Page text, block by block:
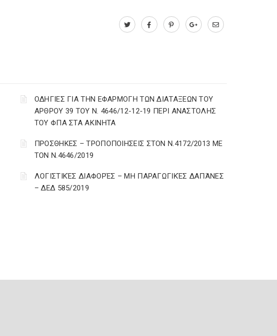
ΟΔΗΓΙΕΣ ΓΙΑ ΤΗΝ ΕΦΑΡΜΟΓΗ ΤΩΝ ΔΙΑΤΑΞΕΩΝ ΤΟΥ
ΑΡΘΡΟΥ 39 ΤΟΥ Ν. 4646/12-12-19 ΠΕΡΙ ΑΝΑΣΤΟΛΗΣ
ΤΟΥ ΦΠΑ ΣΤΑ ΑΚΙΝΗΤΑ
ΠΡΟΣΘΗΚΕΣ – ΤΡΟΠΟΠΟΙΗΣΕΙΣ ΣΤΟΝ Ν.4172/2013 ΜΕ
ΤΟΝ Ν.4646/2019
ΛΟΓΙΣΤΙΚΈΣ ΔΙΑΦΟΡΈΣ – ΜΗ ΠΑΡΑΓΩΓΙΚΈΣ ΔΑΠΆΝΕΣ
– ΔΕΔ 585/2019